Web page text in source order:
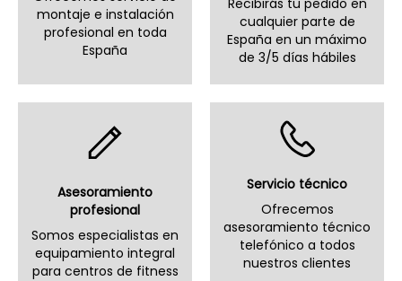
montaje e instalación
profesional en toda
España
Recibirás tu pedido en
cualquier parte de
España en un máximo
de 3/5 días hábiles
Asesoramiento
profesional
Somos especialistas en
equipamiento integral
para centros de fitness
Servicio técnico
Ofrecemos
asesoramiento técnico
telefónico a todos
nuestros clientes